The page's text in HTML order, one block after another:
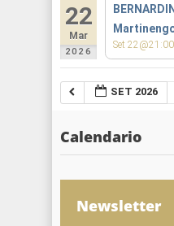
22
Mar
2026
Set 22@21:00
SET 2026
Calendario
Newsletter